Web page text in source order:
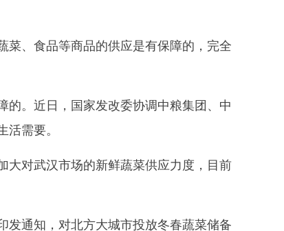
、食品等商品的供应是有保障的，完全
。近日，国家发改委协调中粮集团、中
需要。
对武汉市场的新鲜蔬菜供应力度，目前
通知，对北方大城市投放冬春蔬菜储备